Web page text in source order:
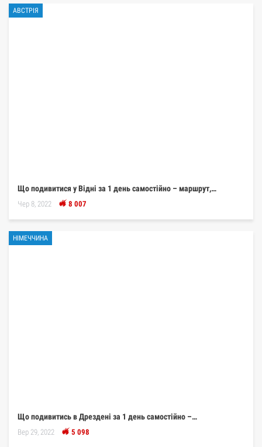
АВСТРІЯ
Що подивитися у Відні за 1 день самостійно – маршрут,…
Чер 8, 2022 8 007
НІМЕЧЧИНА
Що подивитись в Дрездені за 1 день самостійно –…
Вер 29, 2022 5 098